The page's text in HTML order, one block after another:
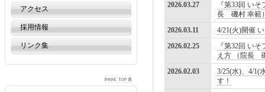
2026.03.27
『第33回 い
長 磯村 幸範
2026.03.11
4/21(火)開催
2026.02.25
『第32回 い
え方 （院長
2026.02.03
3/25(水)、4/1(
す！
アクセス
採用情報
リンク集